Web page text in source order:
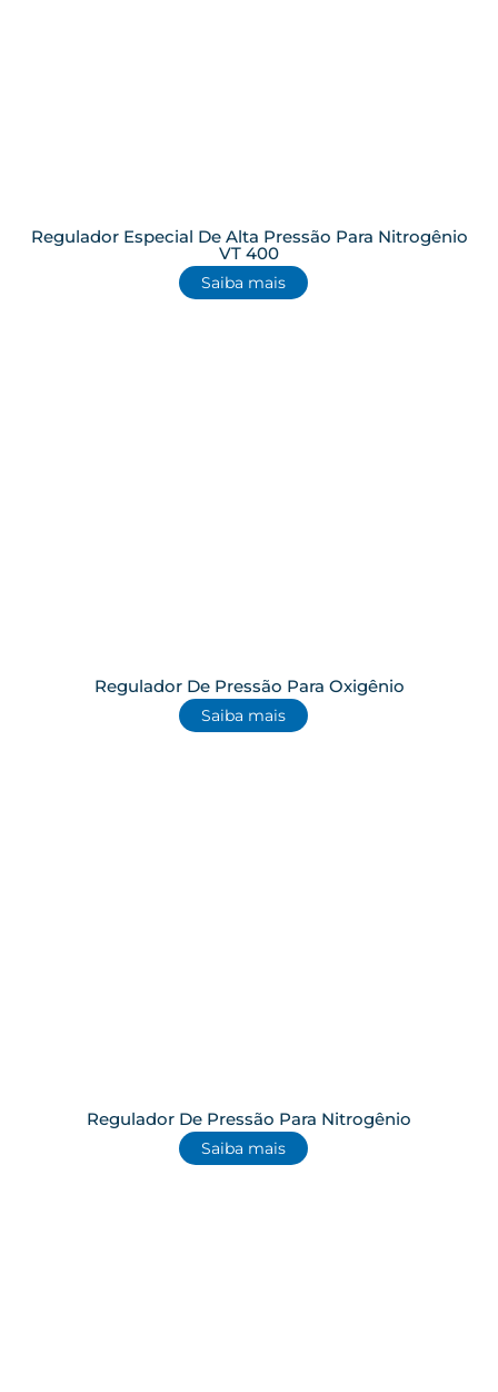
Regulador Especial De Alta Pressão Para Nitrogênio
VT 400
Saiba mais
Regulador De Pressão Para Oxigênio
Saiba mais
Regulador De Pressão Para Nitrogênio
Saiba mais